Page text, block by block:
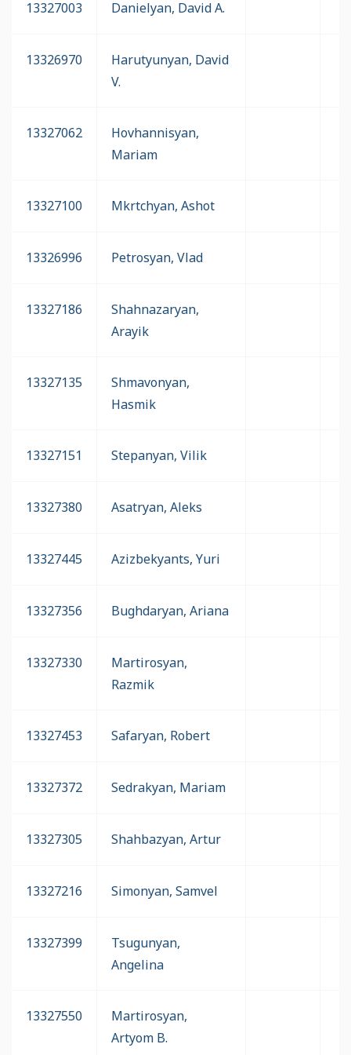
13327003 Danielyan, David A.
13326970
Harutyunyan, David
V.
13327062
Hovhannisyan,
Mariam
13327100 Mkrtchyan, Ashot
13326996 Petrosyan, Vlad
13327186
Shahnazaryan,
Arayik
13327135
Shmavonyan,
Hasmik
13327151 Stepanyan, Vilik
13327380 Asatryan, Aleks
13327445 Azizbekyants, Yuri
13327356 Bughdaryan, Ariana
13327330
Martirosyan,
Razmik
13327453 Safaryan, Robert
13327372 Sedrakyan, Mariam
13327305 Shahbazyan, Artur
13327216 Simonyan, Samvel
13327399
Tsugunyan,
Angelina
13327550
Martirosyan,
Artyom B.